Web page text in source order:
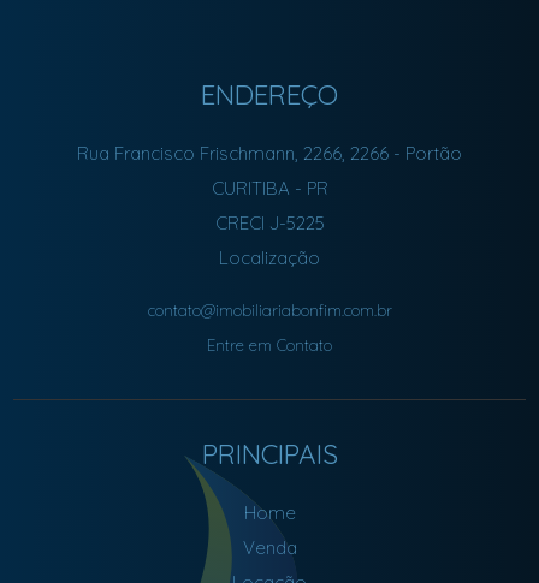
ENDEREÇO
Rua Francisco Frischmann, 2266, 2266 - Portão
CURITIBA - PR
CRECI J-5225
Localização
contato@imobiliariabonfim.com.br
Entre em Contato
PRINCIPAIS
Home
Venda